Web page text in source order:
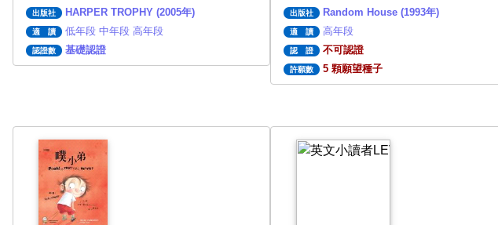
出版社 HARPER TROPHY (2005年)
適 讀 低年段 中年段 高年段
認證數 基礎認證
出版社 Random House (1993年)
適 讀 高年段
認 證 不可認證
許願數 5 顆願望種子